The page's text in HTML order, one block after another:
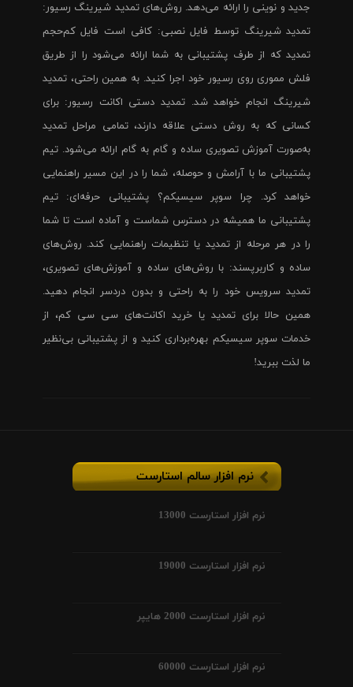
جدید و نوینی را ارائه می‌دهد. روش‌های تمدید شیرینگ رسیور:
تمدید شیرینگ توسط فایل نصبی: کافی است فایل کم‌حجم
تمدید که از طرف پشتیبانی به شما ارائه می‌شود را از طریق
فلش مموری روی رسیور خود اجرا کنید. به همین راحتی، تمدید
شیرینگ انجام خواهد شد. تمدید دستی اکانت رسیور: برای
کسانی که به روش دستی علاقه دارند، تمامی مراحل تمدید
به‌صورت آموزش تصویری ساده و گام به گام ارائه می‌شود. تیم
پشتیبانی ما با آرامش و حوصله، شما را در این مسیر راهنمایی
خواهد کرد. چرا سوپر سیسیکم؟ پشتیبانی حرفه‌ای: تیم
پشتیبانی ما همیشه در دسترس شماست و آماده است تا شما
را در هر مرحله از تمدید یا تنظیمات راهنمایی کند. روش‌های
ساده و کاربرپسند: با روش‌های ساده و آموزش‌های تصویری،
تمدید سرویس خود را به راحتی و بدون دردسر انجام دهید.
همین حالا برای تمدید یا خرید اکانت‌های سی سی کم، از
خدمات سوپر سیسیکم بهره‌برداری کنید و از پشتیبانی بی‌نظیر
ما لذت ببرید!
نرم افزار سالم استارست
نرم افزار استارست 13000
نرم افزار استارست 19000
نرم افزار استارست 2000 هایپر
نرم افزار استارست 60000